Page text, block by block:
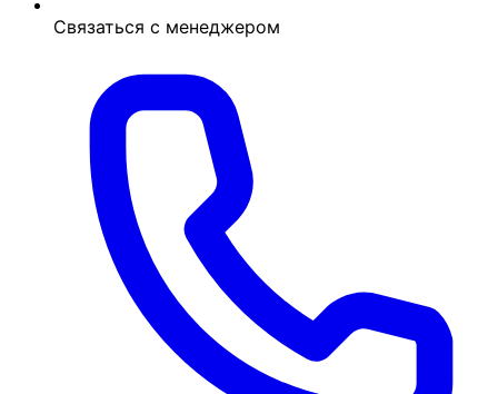
Связаться с менеджером